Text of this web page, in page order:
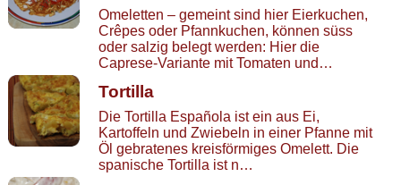
Omeletten – gemeint sind hier Eierkuchen,
Crêpes oder Pfannkuchen, können süss
oder salzig belegt werden: Hier die
Caprese-Variante mit Tomaten und…
Tortilla
Die Tortilla Española ist ein aus Ei,
Kartoffeln und Zwiebeln in einer Pfanne mit
Öl gebratenes kreisförmiges Omelett. Die
spanische Tortilla ist n…